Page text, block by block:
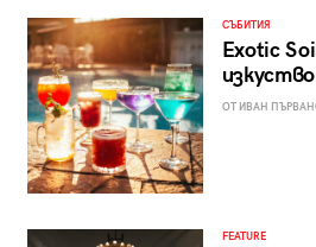
СЪБИТИЯ
Exotic
ОТ ИВАН
FEATURE